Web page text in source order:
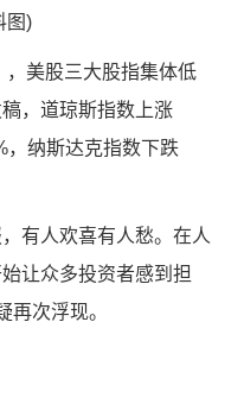
图)
，美股三大股指集体低
，道琼斯指数上涨
，纳斯达克指数下跌
有人欢喜有人愁。在人
让众多投资者感到担
再次浮现。